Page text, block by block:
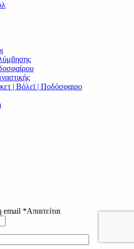
| Βόλεϊ | Ποδόσφαιρο
email *Απαιτείται